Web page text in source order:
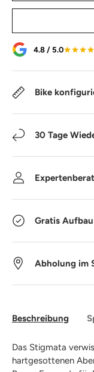
4.8 / 5.0
Bike
30 Tage
Gratis
Abholung im
Beschreibung
Das Stigmata
hartgesottenen